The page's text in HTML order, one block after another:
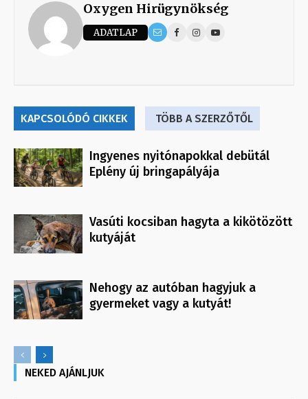
Oxygen Hirügynökség
ADATLAP
KAPCSOLÓDÓ CIKKEK TÖBB A SZERZŐTŐL
Ingyenes nyitónapokkal debütál
Eplény új bringapályája
Vasúti kocsiban hagyta a kikötözött
kutyáját
Nehogy az autóban hagyjuk a
gyermeket vagy a kutyát!
NEKED AJÁNLJUK